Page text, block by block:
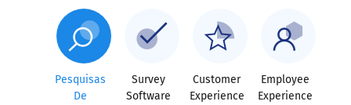
Pesquisas
De
Survey
Software
Customer
Experience
Employee
Experience